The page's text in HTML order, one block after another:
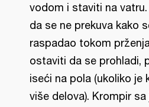
vodom i staviti na
da se ne prekuva kako
raspadao tokom
ostaviti da se prohladi,
iseći na pola (ukoliko je
više delova). Krompir